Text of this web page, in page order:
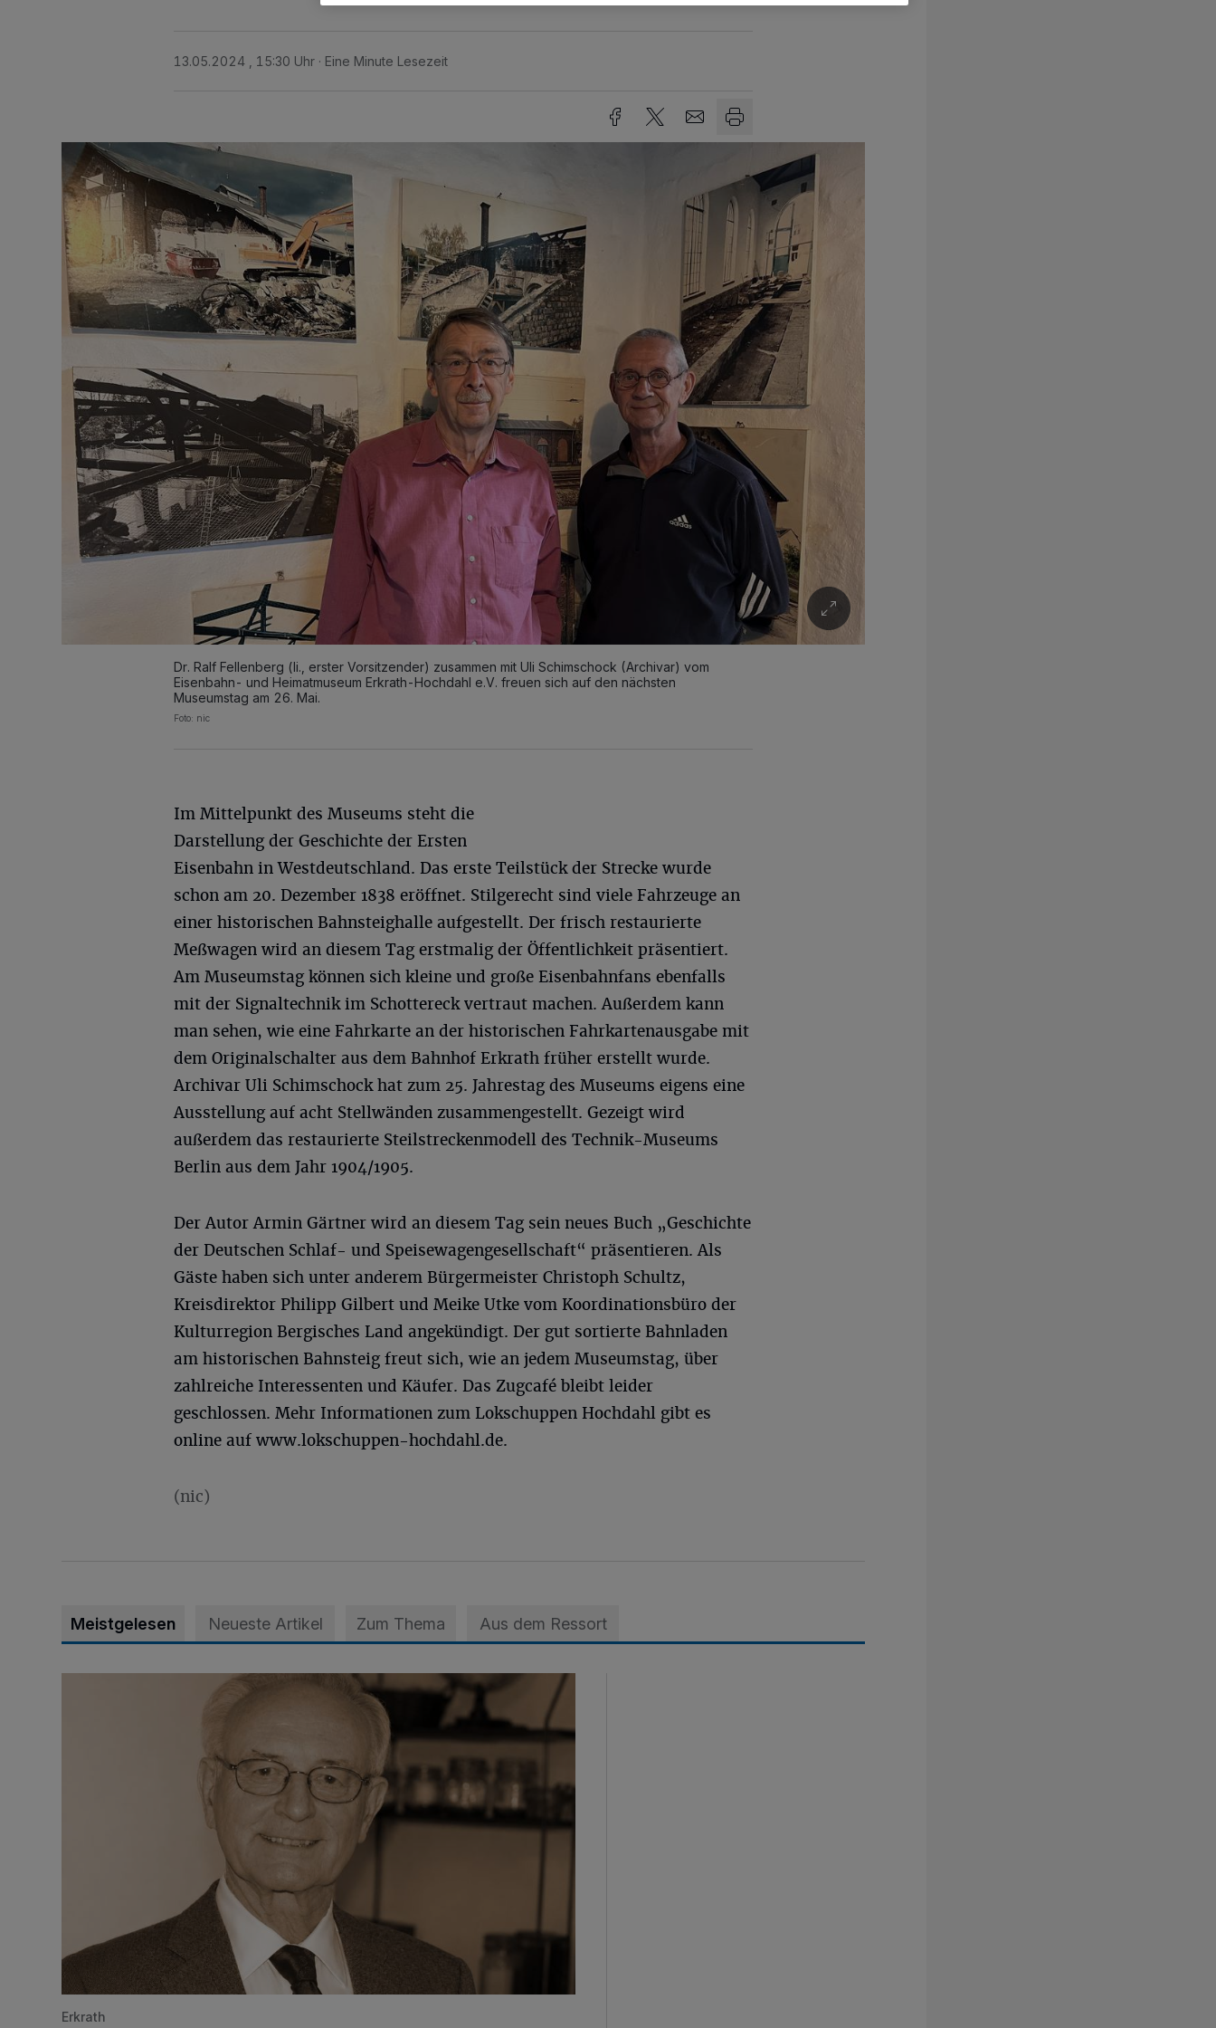
13.05.2024 , 15:30 Uhr Eine Minute Lesezeit
Dr. Ralf Fellenberg (li., erster Vorsitzender) zusammen mit Uli Schimschock (Archivar) vom
Eisenbahn- und Heimatmuseum Erkrath-Hochdahl e.V. freuen sich auf den nächsten
Museumstag am 26. Mai.
Foto: nic
Im Mittelpunkt des Museums steht die
Darstellung der Geschichte der Ersten
Eisenbahn in Westdeutschland. Das erste Teilstück der Strecke wurde
schon am 20. Dezember 1838 eröffnet. Stilgerecht sind viele Fahrzeuge an
einer historischen Bahnsteighalle aufgestellt. Der frisch restaurierte
Meßwagen wird an diesem Tag erstmalig der Öffentlichkeit präsentiert.
Am Museumstag können sich kleine und große Eisenbahnfans ebenfalls
mit der Signaltechnik im Schottereck vertraut machen. Außerdem kann
man sehen, wie eine Fahrkarte an der historischen Fahrkartenausgabe mit
dem Originalschalter aus dem Bahnhof Erkrath früher erstellt wurde.
Archivar Uli Schimschock hat zum 25. Jahrestag des Museums eigens eine
Ausstellung auf acht Stellwänden zusammengestellt. Gezeigt wird
außerdem das restaurierte Steilstreckenmodell des Technik-Museums
Berlin aus dem Jahr 1904/1905.
Der Autor Armin Gärtner wird an diesem Tag sein neues Buch „Geschichte
der Deutschen Schlaf- und Speisewagengesellschaft“ präsentieren. Als
Gäste haben sich unter anderem Bürgermeister Christoph Schultz,
Kreisdirektor Philipp Gilbert und Meike Utke vom Koordinationsbüro der
Kulturregion Bergisches Land angekündigt. Der gut sortierte Bahnladen
am historischen Bahnsteig freut sich, wie an jedem Museumstag, über
zahlreiche Interessenten und Käufer. Das Zugcafé bleibt leider
geschlossen. Mehr Informationen zum Lokschuppen Hochdahl gibt es
online auf www.lokschuppen-hochdahl.de.
(nic)
Meistgelesen Neueste Artikel Zum Thema Aus dem Ressort
SPD trauert um Klaus Hänsch
Erkrath